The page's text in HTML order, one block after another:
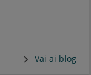
Vai ai blog